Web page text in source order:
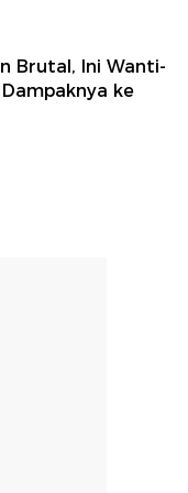
Brutal, Ini Wanti-
ke